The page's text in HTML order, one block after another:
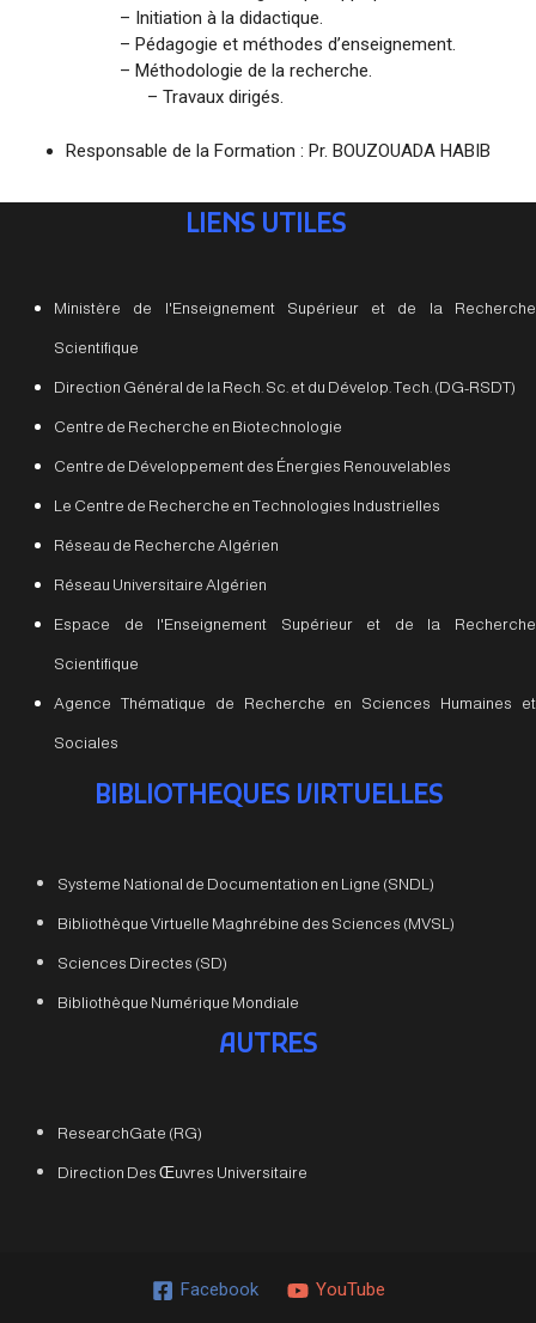
– Initiation à la didactique.
– Pédagogie et méthodes d’enseignement.
– Méthodologie de la recherche.
– Travaux dirigés.
Responsable de la Formation : Pr. BOUZOUADA HABIB
LIENS UTILES
Ministère de l'Enseignement Supérieur et de la Recherche
Scientifique
Direction Général de la Rech. Sc. et du Dévelop. Tech. (DG-RSDT)
Centre de Recherche en Biotechnologie
Centre de Développement des Énergies Renouvelables
Le Centre de Recherche en Technologies Industrielles
Réseau de Recherche Algérien
Réseau Universitaire Algérien
Espace de l'Enseignement Supérieur et de la Recherche
Scientifique
Agence Thématique de Recherche en Sciences Humaines et
Sociales
BIBLIOTHEQUES VIRTUELLES
Systeme National de Documentation en Ligne (SNDL)
Bibliothèque Virtuelle Maghrébine des Sciences (MVSL)
Sciences Directes (SD)
Bibliothèque Numérique Mondiale
AUTRES
ResearchGate (RG)
Direction Des Œuvres Universitaire
Facebook YouTube